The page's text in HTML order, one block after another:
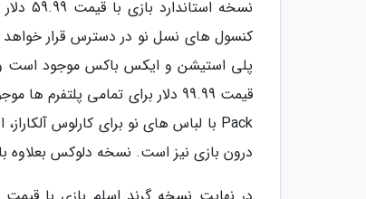
پلی استیشن و ایکس باکس موجود است
درون بازی نیز است. نسخه دلوکس بعلاوه